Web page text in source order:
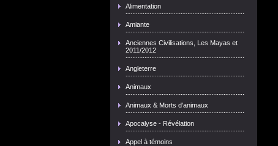
Alimentation
Amiante
Anciennes Civilisations, Les Mayas et
2011/2012
Angleterre
Animaux
Animaux & Morts d'animaux
Apocalyse - Révélation
Appel à témoins